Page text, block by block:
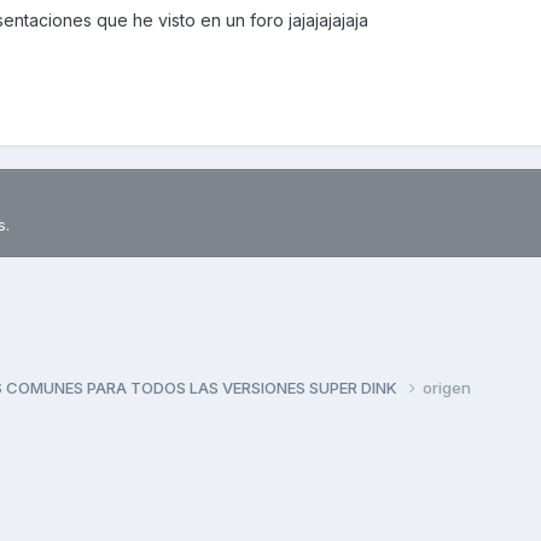
que he visto en un foro jajajajajaja
COMUNES PARA TODOS LAS VERSIONES SUPER DINK origen